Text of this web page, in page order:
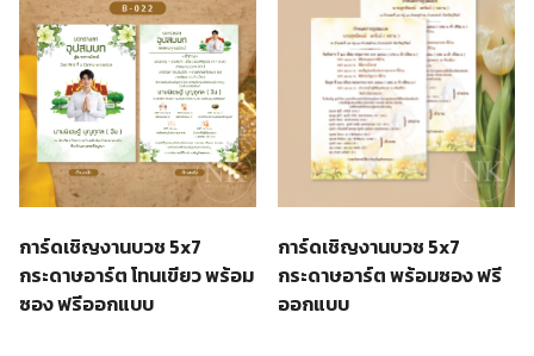
การ์ดเชิญงานบวช 5x7
กระดาษอาร์ต โทนเขียว พร้อม
ซอง ฟรีออกแบบ
การ์ดเชิญงานบวช 5x7
กระดาษอาร์ต พร้อมซอง ฟรี
ออกแบบ